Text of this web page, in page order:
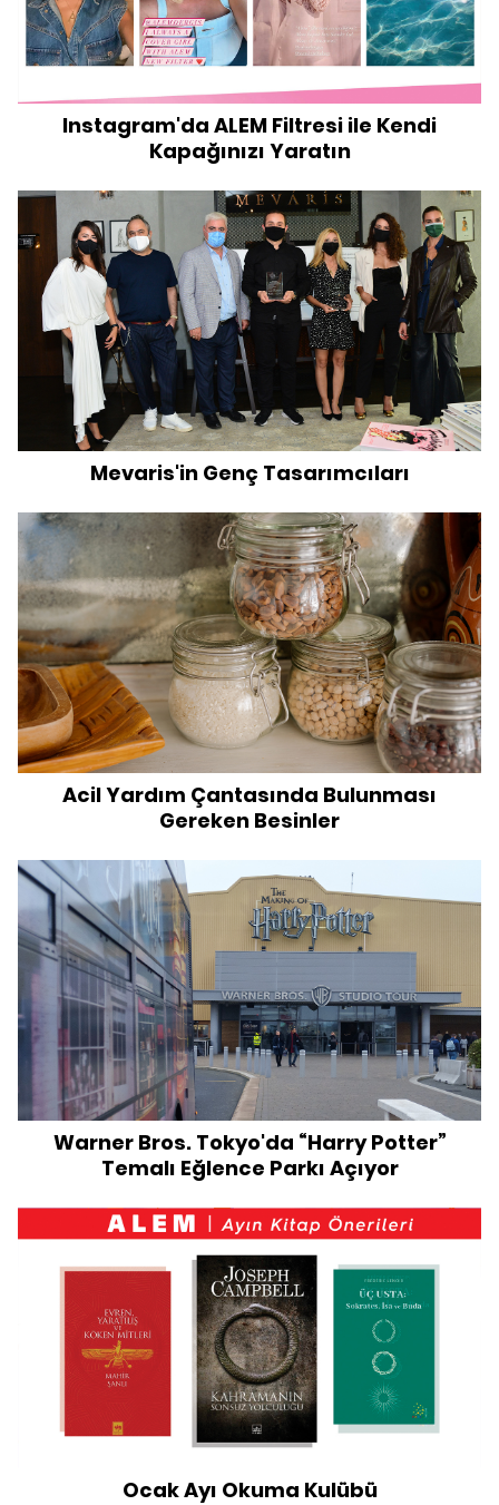
Instagram'da ALEM Filtresi ile Kendi
Kapağınızı Yaratın
Mevaris'in Genç Tasarımcıları
Acil Yardım Çantasında Bulunması
Gereken Besinler
Warner Bros. Tokyo'da “Harry Potter”
Temalı Eğlence Parkı Açıyor
Ocak Ayı Okuma Kulübü